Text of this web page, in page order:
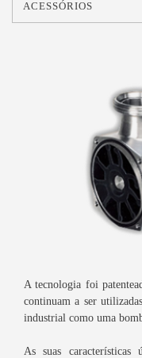
ACESSÓRIOS
A tecnologia foi
continuam a ser
industrial como uma
As suas